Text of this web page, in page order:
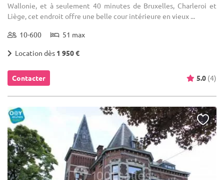
Wallonie, et à seulement 40 minutes de Bruxelles, Charleroi et
Liège, cet endroit offre une belle cour intérieure en vieux ...
10-600 51 max
Location dès 1 950 €
Contacter 5.0 (4)